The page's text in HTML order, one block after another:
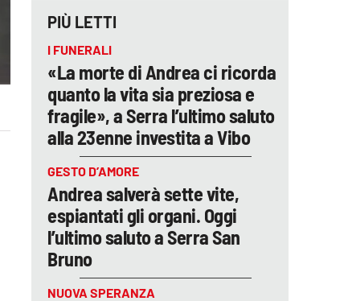
PIÙ LETTI
I FUNERALI
«La morte di Andrea ci ricorda
quanto la vita sia preziosa e
fragile», a Serra l’ultimo saluto
alla 23enne investita a Vibo
GESTO D’AMORE
Andrea salverà sette vite,
espiantati gli organi. Oggi
l’ultimo saluto a Serra San
Bruno
NUOVA SPERANZA